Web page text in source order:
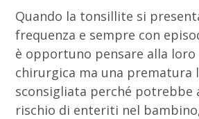
Quando la tonsillite si
frequenza e sempre con
è opportuno pensare alla
chirurgica ma una prematura
sconsigliata perché potrebbe
rischio di enteriti nel